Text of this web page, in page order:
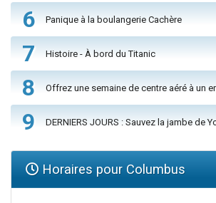
6 Panique à la boulangerie Cachère
7 Histoire - À bord du Titanic
8 Offrez une semaine de centre aéré à un
9 DERNIERS JOURS : Sauvez la jambe de
Horaires pour Columbus